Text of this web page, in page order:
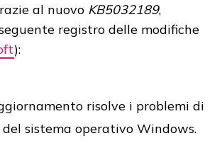
al nuovo KB5032189,
registro delle modifiche
):
risolve i problemi di
del sistema operativo Windows.